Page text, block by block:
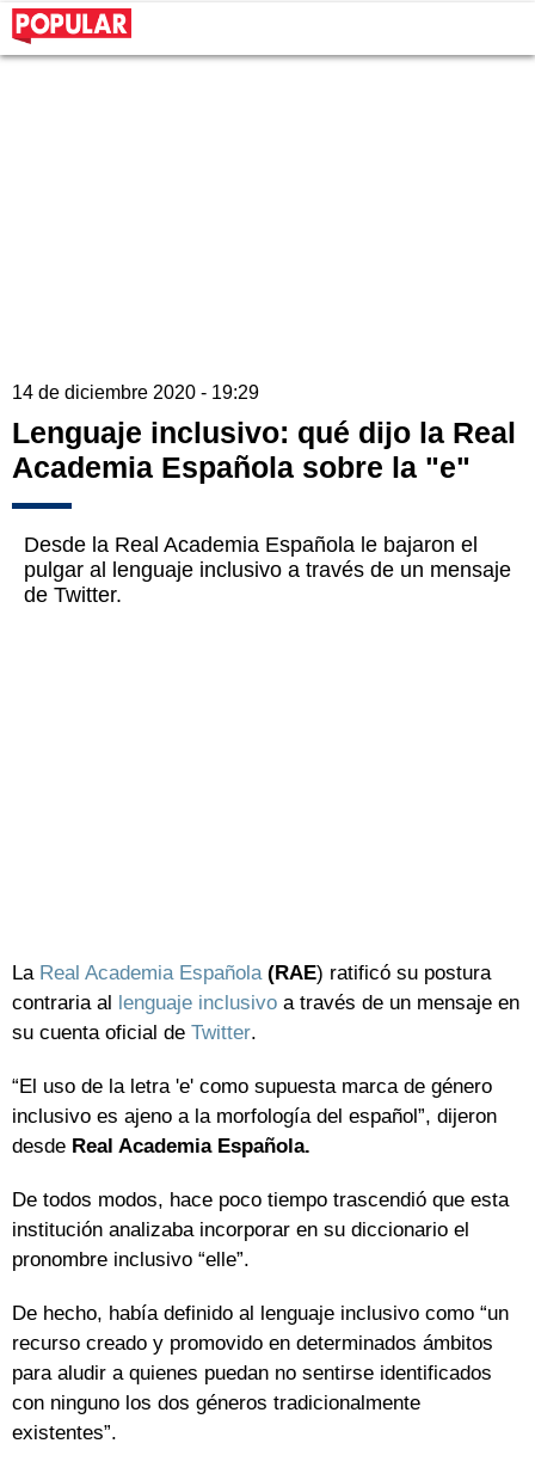
14 de diciembre 2020 - 19:29
Lenguaje inclusivo: qué dijo la Real
Academia Española sobre la "e"
Desde la Real Academia Española le bajaron el
pulgar al lenguaje inclusivo a través de un mensaje
de Twitter.
La Real Academia Española(RAE) ratificó su postura
contraria al lenguaje inclusivo a través de un mensaje en
su cuenta oficial de Twitter.
“El uso de la letra 'e' como supuesta marca de género
inclusivo es ajeno a la morfología del español”, dijeron
desde Real Academia Española.
De todos modos, hace poco tiempo trascendió que esta
institución analizaba incorporar en su diccionario el
pronombre inclusivo “elle”.
De hecho, había definido al lenguaje inclusivo como “un
recurso creado y promovido en determinados ámbitos
para aludir a quienes puedan no sentirse identificados
con ninguno los dos géneros tradicionalmente
existentes”.